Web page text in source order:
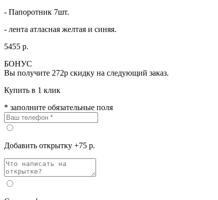
- Папоротник 7шт.
- лента атласная желтая и синяя.
5455 р.
БОНУС
Вы получите 272р скидку на следующий заказ.
Купить в 1 клик
* заполните обязательные поля
Добавить открытку +75 р.